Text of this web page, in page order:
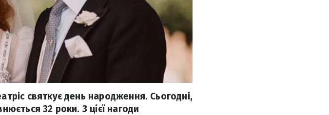
святкує день народження. Сьогодні,
32 роки. З цієї нагоди